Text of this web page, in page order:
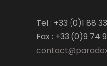
Tel : +33 (0)1 88
Fax : +33 (0)9 74